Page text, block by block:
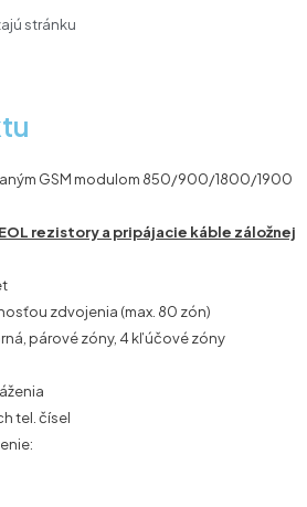
stránku
GSM modulom 850/900/1800/1900
rezistory a pripájacie káble záložnej
zdvojenia (max. 80 zón)
párové zóny, 4 kľúčové zóny
tel. čísel